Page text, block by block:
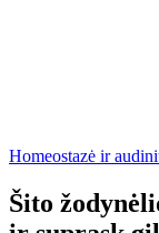
Homeostazė ir
Šito